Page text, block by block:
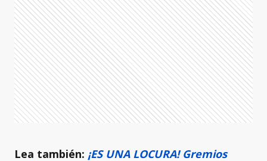
Lea también: ¡ES UNA LOCURA! Gremios